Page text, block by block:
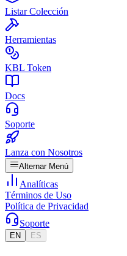
Listar Colección
Herramientas
KBL Token
Docs
Soporte
Lanza con Nosotros
Alternar Menú
Analíticas
Términos de Uso
Política de Privacidad
Soporte
EN ES